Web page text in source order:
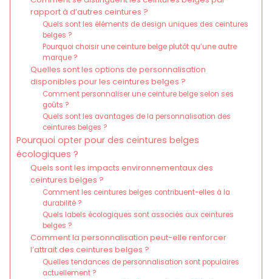
rapport à d’autres ceintures ?
Quels sont les éléments de design uniques des ceintures
belges ?
Pourquoi choisir une ceinture belge plutôt qu’une autre
marque ?
Quelles sont les options de personnalisation
disponibles pour les ceintures belges ?
Comment personnaliser une ceinture belge selon ses
goûts ?
Quels sont les avantages de la personnalisation des
ceintures belges ?
Pourquoi opter pour des ceintures belges
écologiques ?
Quels sont les impacts environnementaux des
ceintures belges ?
Comment les ceintures belges contribuent-elles à la
durabilité ?
Quels labels écologiques sont associés aux ceintures
belges ?
Comment la personnalisation peut-elle renforcer
l’attrait des ceintures belges ?
Quelles tendances de personnalisation sont populaires
actuellement ?